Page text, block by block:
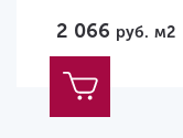
2 066 руб. м2